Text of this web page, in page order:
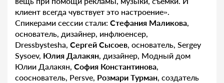
клиент всегда чувствует это настроение».
Спикерами сессии стали: Стефания Маликова,
основатель, дизайнер, инфлюенсер,
Dressbystesha, Сергей Сысоев, основатель, Sergey
Sysoev, Юлия Далакян, дизайнер, Модный дом
Юлии Далакян, София Константинова,
сооснователь, Persve, Розмари Турман, создатель